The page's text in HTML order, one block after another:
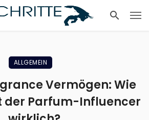
ALLGEMEIN
Vermögen: Wie
der Parfum-Influencer